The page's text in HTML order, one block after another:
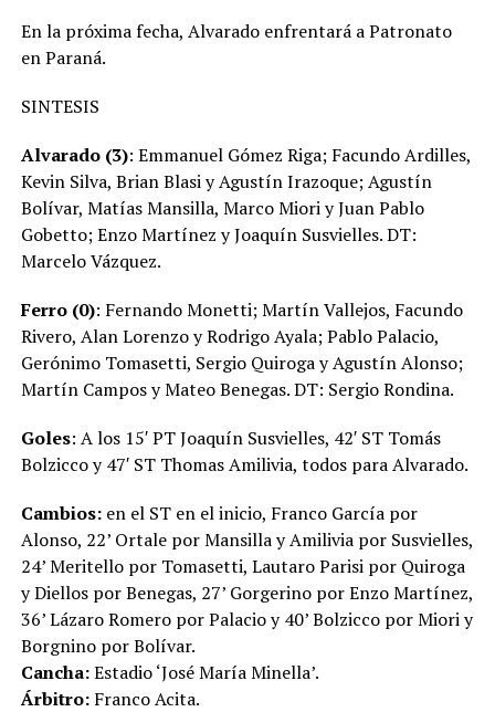
En la próxima fecha, Alvarado enfrentará a Patronato
en Paraná.
SINTESIS
Alvarado (3): Emmanuel Gómez Riga; Facundo Ardilles,
Kevin Silva, Brian Blasi y Agustín Irazoque; Agustín
Bolívar, Matías Mansilla, Marco Miori y Juan Pablo
Gobetto; Enzo Martínez y Joaquín Susvielles. DT:
Marcelo Vázquez.
Ferro (0): Fernando Monetti; Martín Vallejos, Facundo
Rivero, Alan Lorenzo y Rodrigo Ayala; Pablo Palacio,
Gerónimo Tomasetti, Sergio Quiroga y Agustín Alonso;
Martín Campos y Mateo Benegas. DT: Sergio Rondina.
Goles: A los 15′ PT Joaquín Susvielles, 42′ ST Tomás
Bolzicco y 47′ ST Thomas Amilivia, todos para Alvarado.
Cambios:en el ST en el inicio, Franco García por
Alonso, 22’ Ortale por Mansilla y Amilivia por Susvielles,
24’ Meritello por Tomasetti, Lautaro Parisi por Quiroga
y Diellos por Benegas, 27’ Gorgerino por Enzo Martínez,
36’ Lázaro Romero por Palacio y 40’ Bolzicco por Miori y
Borgnino por Bolívar.
Cancha:Estadio ‘José María Minella’.
Árbitro:Franco Acita.